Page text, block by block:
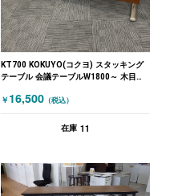
KT700 KOKUYO(コクヨ) スタッキング
テーブル 会議テーブルW1800～ 木目
￥ 16,500 （税込）
在庫 11